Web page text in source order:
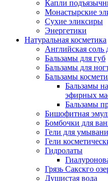
Капли
Монастырские
Сухие эликсиры
Энергетики
Натуральная косметика
Английская соль
Бальзамы для губ
Бальзамы для
Бальзамы
Бальзамы
эфирных
Бальзамы
Бишофитная
Бомбочки для
Гели для
Гели
Гидролаты
Грязь Сакскго
Душистая вода